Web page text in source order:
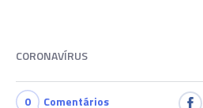
CORONAVÍRUS
0 Comentários